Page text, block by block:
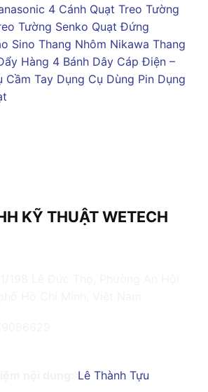
4 Cánh Quạt Treo Tường
Tường Senko Quạt Đứng
Sino Thang Nhôm Nikawa Thang
Hàng 4 Bánh Dây Cáp Điện –
Cầm Tay Dụng Cụ Dùng Pin Dụng
KỸ THUẬT WETECH
Lê Thành Tựu